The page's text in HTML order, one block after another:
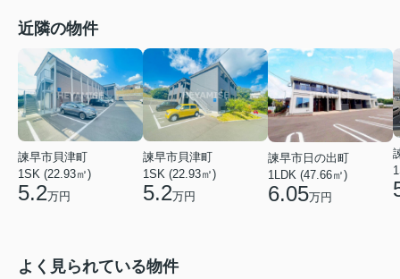
近隣の物件
諫早市貝津町
1SK (22.93㎡)
5.2万円
諫早市貝津町
1SK (22.93㎡)
5.2万円
諫早市日の出町
1LDK (47.66㎡)
6.05万円
よく見られている物件